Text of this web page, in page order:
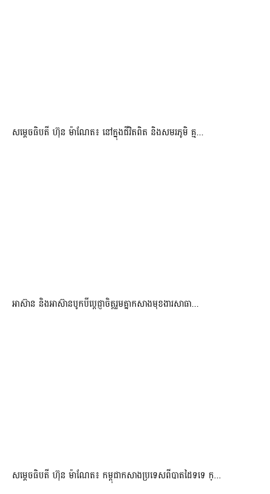
សម្តេចធិបតី ហ៊ុន ម៉ាណែត៖ នៅក្នុងជីវិតពិត និងសមរភូមិ គ្ម...
អាស៊ាន និងអាស៊ានបូកបីប្តេជ្ញាចិត្តរួមគ្នាកសាងមុខងារសាធា...
សម្ដេចធិបតី ហ៊ុន ម៉ាណែត៖ កម្ពុជាកសាងប្រទេសពីបាតដៃទទេ ក្...